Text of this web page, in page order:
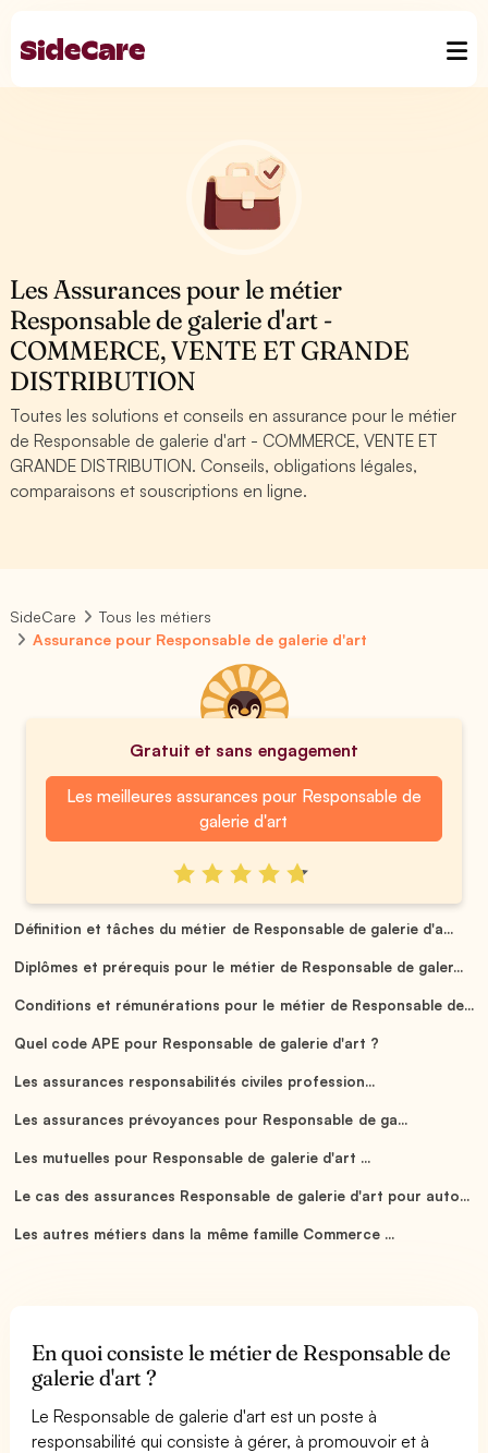
Les Assurances pour le métier
Responsable de galerie d'art -
COMMERCE, VENTE ET GRANDE
DISTRIBUTION
Toutes les solutions et conseils en assurance pour le métier
de Responsable de galerie d'art - COMMERCE, VENTE ET
GRANDE DISTRIBUTION. Conseils, obligations légales,
comparaisons et souscriptions en ligne.
SideCare
Tous les métiers
Assurance pour Responsable de galerie d'art
Gratuit et sans engagement
Les meilleures assurances pour Responsable de
galerie d'art
Définition et tâches du métier de Responsable de galerie d'a...
Diplômes et prérequis pour le métier de Responsable de galer...
Conditions et rémunérations pour le métier de Responsable de...
Quel code APE pour Responsable de galerie d'art ?
Les assurances responsabilités civiles profession...
Les assurances prévoyances pour Responsable de ga...
Les mutuelles pour Responsable de galerie d'art ...
Le cas des assurances Responsable de galerie d'art pour auto...
Les autres métiers dans la même famille Commerce ...
En quoi consiste le métier de Responsable de
galerie d'art ?
Le Responsable de galerie d'art est un poste à
responsabilité qui consiste à gérer, à promouvoir et à